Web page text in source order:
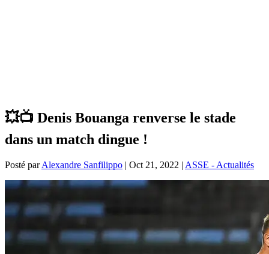
💥📺 Denis Bouanga renverse le stade
dans un match dingue !
Posté parAlexandre Sanfilippo | Oct 21, 2022 | ASSE - Actualités